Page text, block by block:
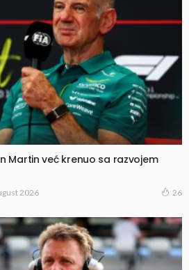
Martin već krenuo sa razvojem
2026 26